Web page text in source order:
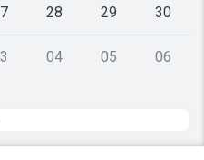
28 29 30
04 05 06